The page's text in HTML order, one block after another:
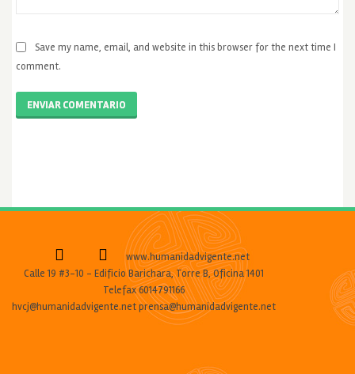
Save my name, email, and website in this browser for the next time I
comment.
ENVIAR COMENTARIO
www.humanidadvigente.net
Calle 19 #3-10 - Edificio Barichara, Torre B, Oficina 1401
Telefax 6014791166
hvcj@humanidadvigente.net prensa@humanidadvigente.net